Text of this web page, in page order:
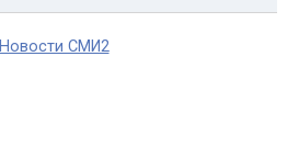
Новости СМИ2